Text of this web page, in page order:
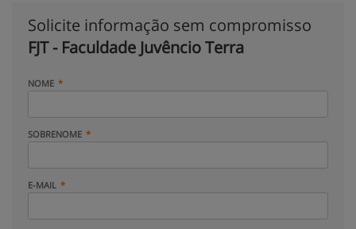
Solicite informação sem compromisso
FJT - Faculdade Juvêncio Terra
NOME
SOBRENOME
E-MAIL